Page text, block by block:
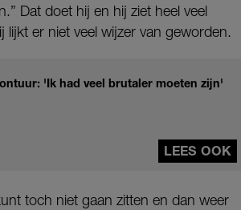
Dat doet hij en hij ziet heel veel
er niet veel wijzer van geworden.
'Ik had veel brutaler moeten zijn'
LEES OOK
toch niet gaan zitten en dan weer